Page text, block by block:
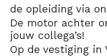
de opleiding via
De motor achter
jouw collega’s!
Op de vestiging in